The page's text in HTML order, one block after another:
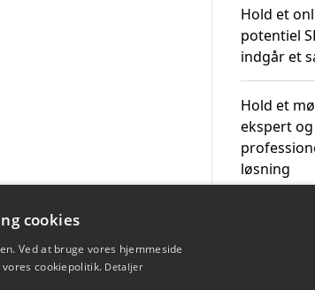
Hold et
potentiel
indgår et
Hold et
ekspert
løsning
cookies
Ved at bruge vores hjemmeside
cookiepolitik. Detaljer